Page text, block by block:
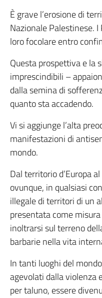
È grave l’erosione di
Nazionale Palestinese.
loro focolare entro
Questa prospettiva e la
imprescindibili –
dalla semina di
quanto sta accadendo.
Vi si aggiunge l’alta
manifestazioni di
mondo.
Dal territorio d’Europa
ovunque, in qualsiasi
illegale di territori di un
presentata come
inoltrarsi sul terreno
barbarie nella vita
In tanti luoghi del
agevolati dalla violenza
per taluno, essere